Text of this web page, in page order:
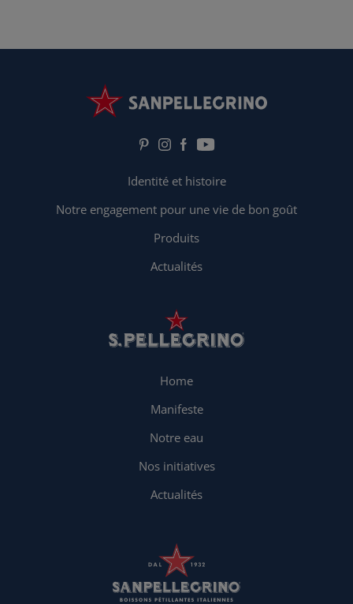
Identité et histoire
Notre engagement pour une vie de bon goût
Produits
Actualités
Home
Manifeste
Notre eau
Nos initiatives
Actualités